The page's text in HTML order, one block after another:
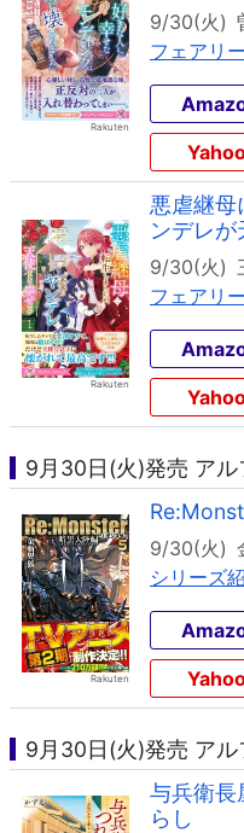
9/30(火)
フェアリ
悪虐継母
ンデレが
9/30(火)
フェアリ
9月30日(火)発売 アル
9/30(火)
シリーズ
9月30日(火)発売 ア
与兵衛長
らし